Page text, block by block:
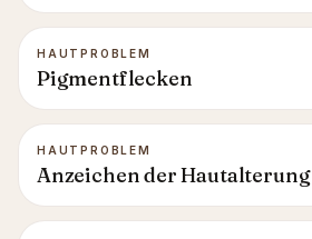
HAUTPROBLEM
Pigmentflecken
HAUTPROBLEM
Anzeichen der Hautalterung